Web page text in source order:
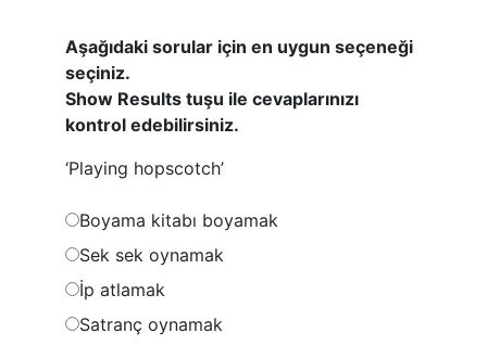
Aşağıdaki sorular için en uygun seçeneği
seçiniz.
Show Results tuşu ile cevaplarınızı
kontrol edebilirsiniz.
‘Playing hopscotch’
Boyama kitabı boyamak
Sek sek oynamak
İp atlamak
Satranç oynamak